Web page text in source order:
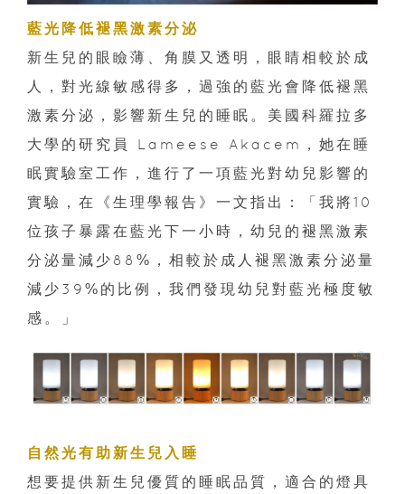
藍光降低褪黑激素分泌
新生兒的眼瞼薄、角膜又透明，眼睛相較於成
人，對光線敏感得多，過強的藍光會降低褪黑
激素分泌，影響新生兒的睡眠。美國科羅拉多
大學的研究員 Lameese Akacem，她在睡
眠實驗室工作，進行了一項藍光對幼兒影響的
實驗，在《生理學報告》一文指出：「我將10
位孩子暴露在藍光下一小時，幼兒的褪黑激素
分泌量減少88%，相較於成人褪黑激素分泌量
減少39%的比例，我們發現幼兒對藍光極度敏
感。」
自然光有助新生兒入睡
想要提供新生兒優質的睡眠品質，適合的燈具